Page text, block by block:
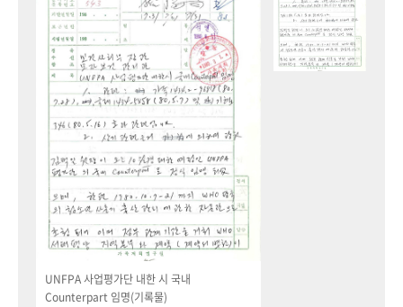
UNFPA 사업평가단 내한 시 국내
Counterpart 임명(기록물)